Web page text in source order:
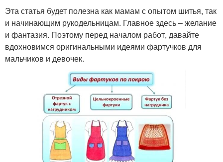
Эта статья будет полезна как мамам с опытом шитья, так
и начинающим рукодельницам. Главное здесь – желание
и фантазия. Поэтому перед началом работ, давайте
вдохновимся оригинальными идеями фартучков для
мальчиков и девочек.